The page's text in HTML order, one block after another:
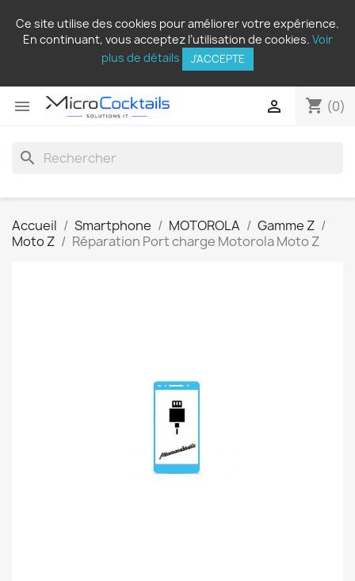
Ce site utilise des cookies pour améliorer votre expérience.
En continuant, vous acceptez l’utilisation de cookies. Voir
plus de détails
J'ACCEPTE
 shopping_cart (0)

search
Accueil Smartphone MOTOROLA
Gamme Z
Moto Z
Réparation Port charge Motorola Moto Z